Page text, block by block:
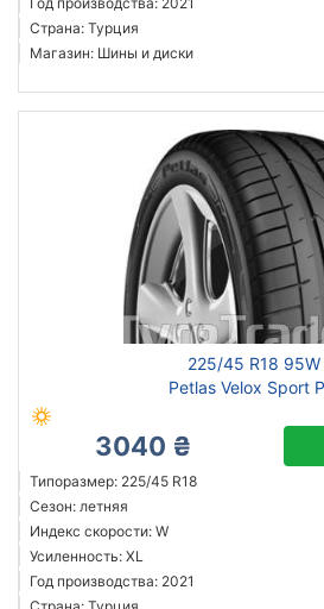
Страна: Турция
Магазин: Шины и диски
225/45 R18 95W
Petlas Velox Sport
3040 ₴
Типоразмер: 225/45 R18
Сезон: летняя
Индекс скорости: W
Усиленность: XL
Год производства: 2021